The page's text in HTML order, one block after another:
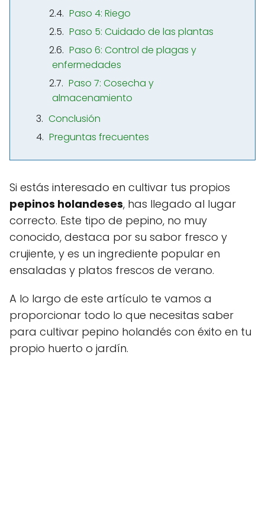
Paso 4: Riego
Paso 5: Cuidado de las plantas
Paso 6: Control de plagas y
enfermedades
Paso 7: Cosecha y
almacenamiento
Conclusión
Preguntas frecuentes
Si estás interesado en cultivar tus propios
pepinos holandeses, has llegado al lugar
correcto. Este tipo de pepino, no muy
conocido, destaca por su sabor fresco y
crujiente, y es un ingrediente popular en
ensaladas y platos frescos de verano.
A lo largo de este artículo te vamos a
proporcionar todo lo que necesitas saber
para cultivar pepino holandés con éxito en tu
propio huerto o jardín.